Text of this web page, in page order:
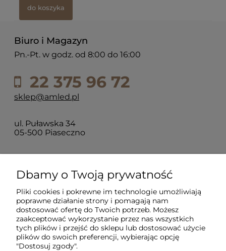
do koszyka
Biuro i Magazyn
Pn.-Pt. w godz. od 8:00 do 16:00
22 375 96 72
sklep@amled.pl
ul. Puławska 34
05-500 Piaseczno
Dla klientów
Informacje
O firmie
Dbamy o Twoją prywatność
Pliki cookies i pokrewne im technologie umożliwiają
poprawne działanie strony i pomagają nam
dostosować ofertę do Twoich potrzeb. Możesz
zaakceptować wykorzystanie przez nas wszystkich
tych plików i przejść do sklepu lub dostosować użycie
plików do swoich preferencji, wybierając opcję
"Dostosuj zgody".